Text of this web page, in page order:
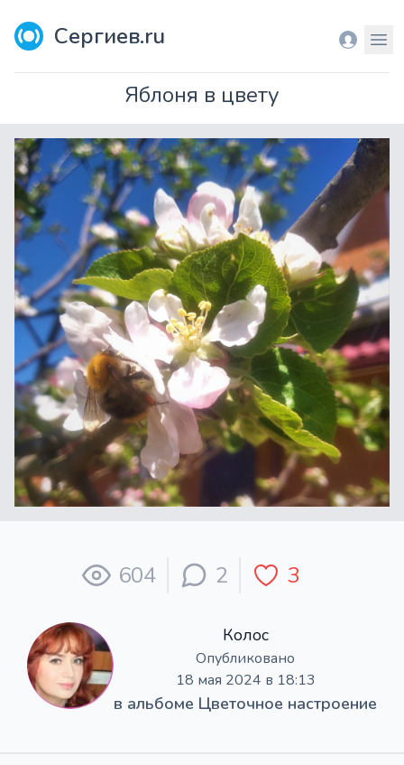
Сергиев.ru Вход
Яблоня в цвету
604 2 3
Колос
Опубликовано
18 мая 2024 в 18:13
в альбоме Цветочное настроение